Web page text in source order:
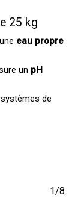
25 kg
eau propre
un pH
de
1/8